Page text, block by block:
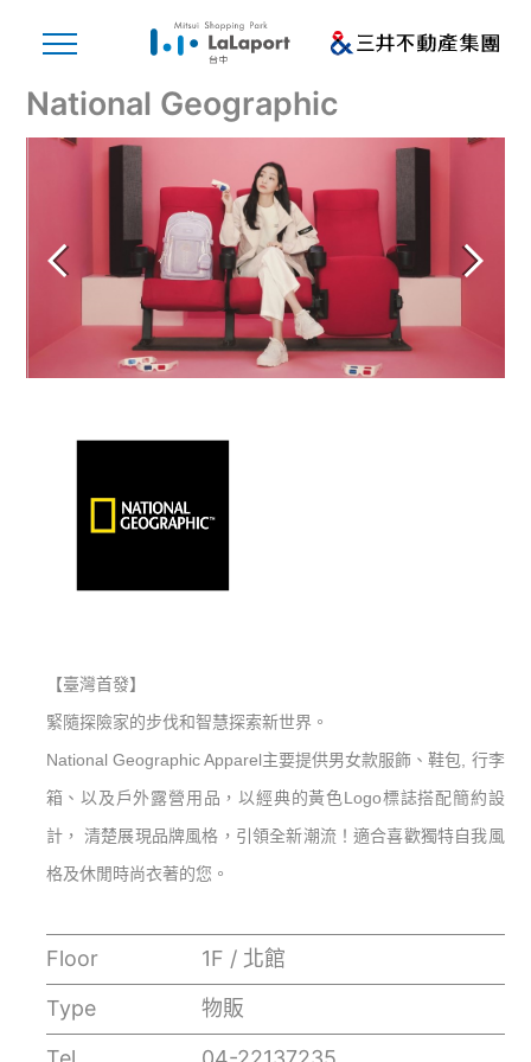
National Geographic
【臺灣首發】
緊隨探險家的步伐和智慧探索新世界。
National Geographic Apparel主要提供男女款服飾、鞋包, 行李
箱、以及戶外露營用品，以經典的黃色Logo標誌搭配簡約設
計， 清楚展現品牌風格，引領全新潮流！適合喜歡獨特自我風
格及休閒時尚衣著的您。
Floor
1F / 北館
Type
物販